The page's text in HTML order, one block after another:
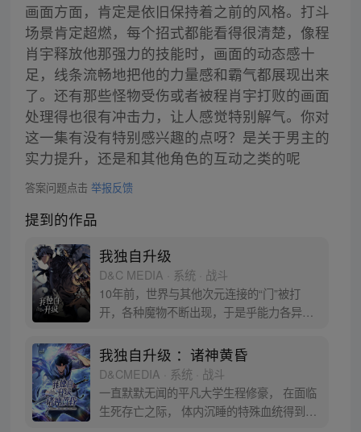
画面方面，肯定是依旧保持着之前的风格。打斗
场景肯定超燃，每个招式都能看得很清楚，像程
肖宇释放他那强力的技能时，画面的动态感十
足，线条流畅地把他的力量感和霸气都展现出来
了。还有那些怪物受伤或者被程肖宇打败的画面
处理得也很有冲击力，让人感觉特别解气。你对
这一集有没有特别感兴趣的点呀？是关于男主的
实力提升，还是和其他角色的互动之类的呢
答案问题点击 举报反馈
提到的作品
我独自升级
D&C MEDIA · 系统 · 战斗
10年前，世界与其他次元连接的“门”被打
开，各种魔物不断出现，于是乎能力各异的
是一名实力最弱的E级猎人，在一次挑战任
务中，遇到了可怕的隐藏挑战。生死存亡之
际，他居然获得了升级系统！在系统的利用
下，他能成为最强猎人吗？
我独自升级 ：诸神黄昏
D&CMEDIA · 系统 · 战斗
一直默默无闻的平凡大学生程修豪， 在面临
生死存亡之际， 体内沉睡的特殊血统得到觉